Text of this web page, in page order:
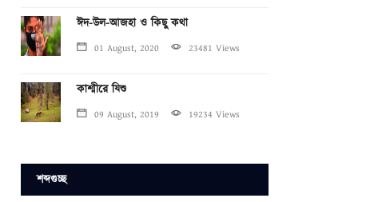
ঈদ-উল-আজহা ও কিছু কথা
01 August, 2020 23481 Views
কাশ্মীরে যিশু
09 August, 2019 19234 Views
শব্দগুচ্ছ